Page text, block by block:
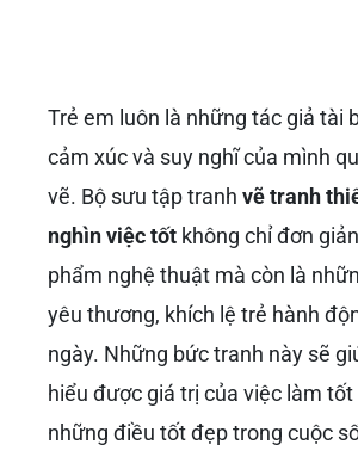
Trẻ em luôn là những tác giả tài
cảm xúc và suy nghĩ của mình
vẽ. Bộ sưu tập tranh vẽ tranh
nghìn việc tốt không chỉ đơn
phẩm nghệ thuật mà còn là
yêu thương, khích lệ trẻ hành
ngày. Những bức tranh này sẽ
hiểu được giá trị của việc làm tốt
những điều tốt đẹp trong cuộc